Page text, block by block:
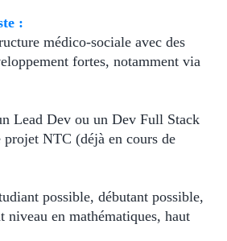
:
médico-sociale avec des
fortes, notamment via
Lead Dev ou un Dev Full Stack
projet NTC (déjà en cours de
possible, débutant possible,
niveau en mathématiques, haut